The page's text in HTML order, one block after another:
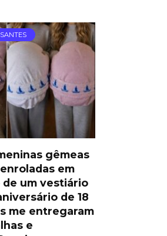
gêmeas
em
um vestiário
de 18
me entregaram
e